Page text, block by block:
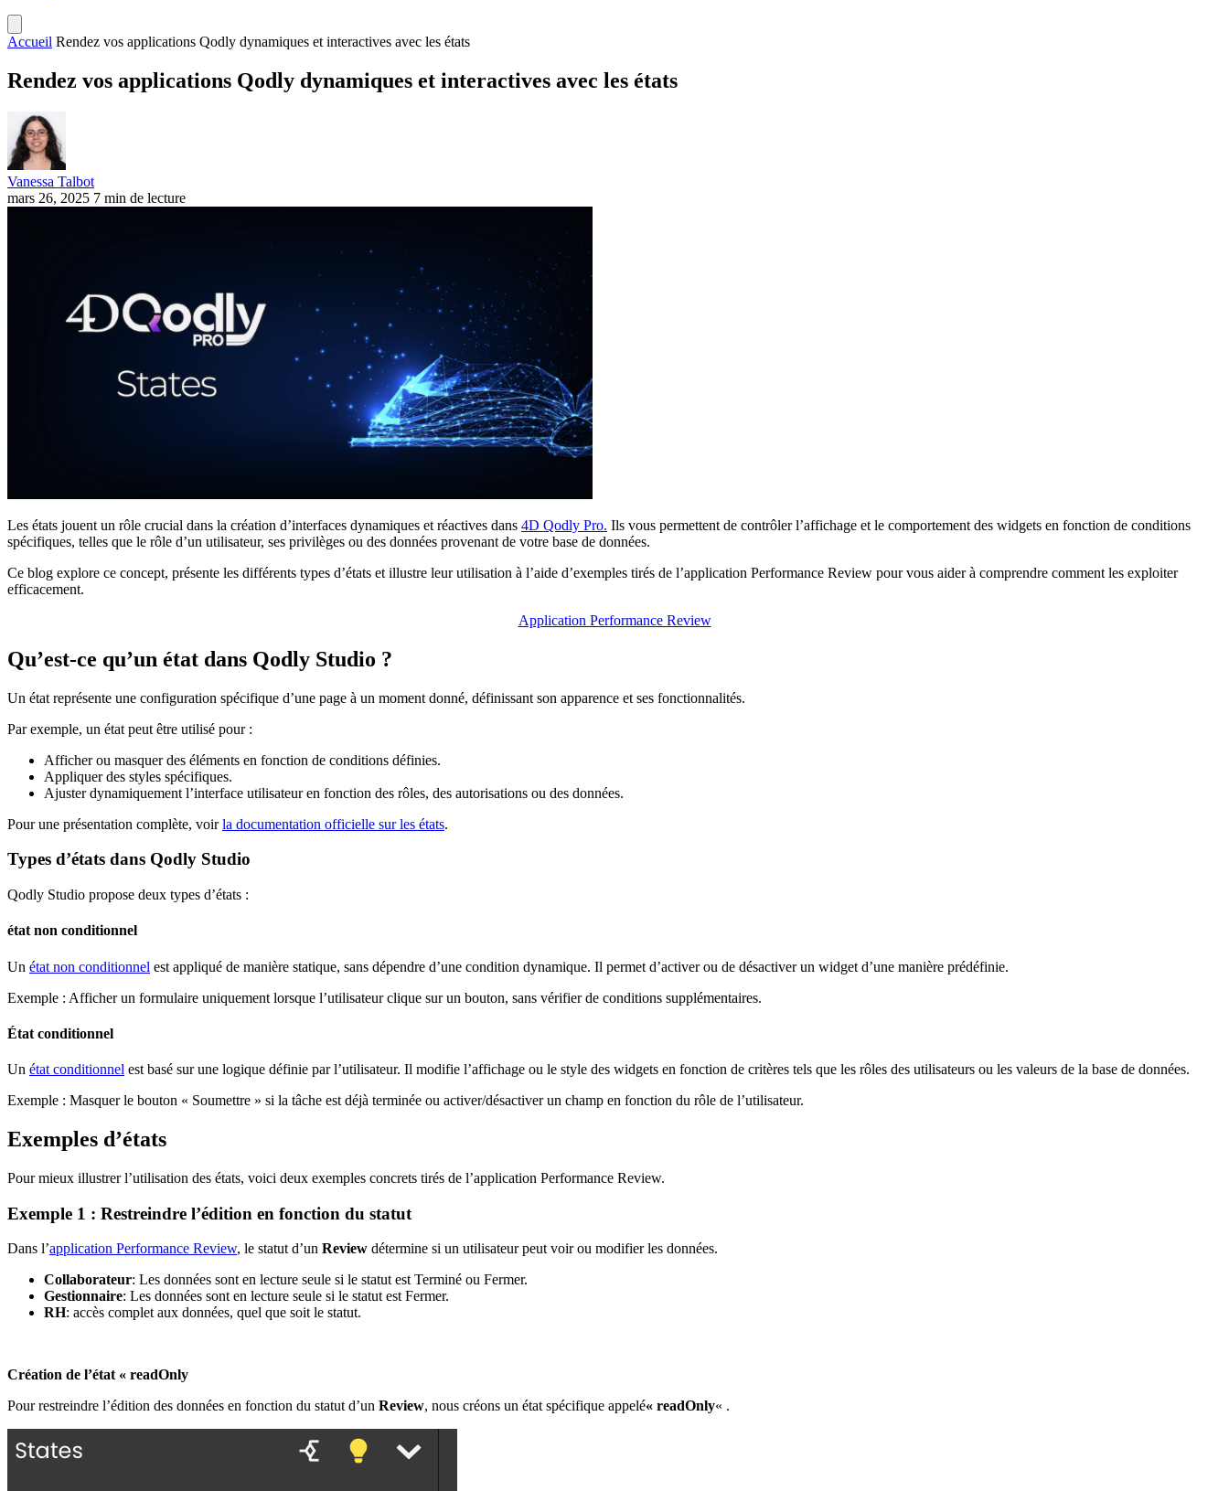
Accueil Rendez vos applications Qodly dynamiques et interactives avec les états
Rendez vos applications Qodly dynamiques et interactives avec les états
Vanessa Talbot
mars 26, 2025 7 min de lecture
Les états jouent un rôle crucial dans la création d’interfaces dynamiques et réactives dans 4D Qodly Pro. Ils vous permettent de contrôler l’affichage et le comportement des widgets en fonction de conditions
spécifiques, telles que le rôle d’un utilisateur, ses privilèges ou des données provenant de votre base de données.
Ce blog explore ce concept, présente les différents types d’états et illustre leur utilisation à l’aide d’exemples tirés de l’application Performance Review pour vous aider à comprendre comment les exploiter
efficacement.
Application Performance Review
Qu’est-ce qu’un état dans Qodly Studio ?
Un état représente une configuration spécifique d’une page à un moment donné, définissant son apparence et ses fonctionnalités.
Par exemple, un état peut être utilisé pour :
Afficher ou masquer des éléments en fonction de conditions définies.
Appliquer des styles spécifiques.
Ajuster dynamiquement l’interface utilisateur en fonction des rôles, des autorisations ou des données.
Pour une présentation complète, voirla documentation officielle sur les états.
Types d’états dans Qodly Studio
Qodly Studio propose deux types d’états :
état non conditionnel
Un état non conditionnel est appliqué de manière statique, sans dépendre d’une condition dynamique. Il permet d’activer ou de désactiver un widget d’une manière prédéfinie.
Exemple : Afficher un formulaire uniquement lorsque l’utilisateur clique sur un bouton, sans vérifier de conditions supplémentaires.
État conditionnel
Un état conditionnel est basé sur une logique définie par l’utilisateur. Il modifie l’affichage ou le style des widgets en fonction de critères tels que les rôles des utilisateurs ou les valeurs de la base de données.
Exemple : Masquer le bouton « Soumettre » si la tâche est déjà terminée ou activer/désactiver un champ en fonction du rôle de l’utilisateur.
Exemples d’états
Pour mieux illustrer l’utilisation des états, voici deux exemples concrets tirés de l’application Performance Review.
Exemple 1 : Restreindre l’édition en fonction du statut
Dans l’application Performance Review, le statut d’un Review détermine si un utilisateur peut voir ou modifier les données.
Collaborateur: Les données sont en lecture seule si le statut est Terminé ou Fermer.
Gestionnaire: Les données sont en lecture seule si le statut est Fermer.
RH: accès complet aux données, quel que soit le statut.
Création de l’état « readOnly
Pour restreindre l’édition des données en fonction du statut d’un Review, nous créons un état spécifique appelé« readOnly« .